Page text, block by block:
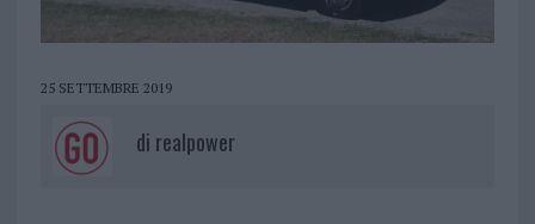
25 SETTEMBRE 2019
di realpower